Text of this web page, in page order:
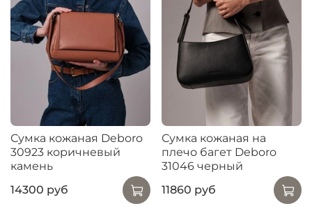
Сумка кожаная Deboro
30923 коричневый
камень
14300 руб
Сумка кожаная на
плечо багет Deboro
31046 черный
11860 руб